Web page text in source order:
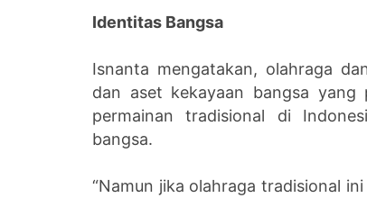
Identitas Bangsa
Isnanta mengatakan, olahraga
dan aset kekayaan bangsa yang
permainan tradisional di
bangsa.
“Namun jika olahraga tradisional